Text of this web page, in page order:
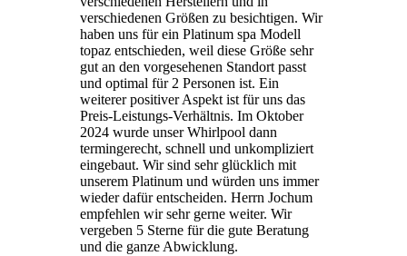
verschiedenen Größen zu besichtigen. Wir
haben uns für ein Platinum spa Modell
topaz entschieden, weil diese Größe sehr
gut an den vorgesehenen Standort passt
und optimal für 2 Personen ist. Ein
weiterer positiver Aspekt ist für uns das
Preis-Leistungs-Verhältnis. Im Oktober
2024 wurde unser Whirlpool dann
termingerecht, schnell und unkompliziert
eingebaut. Wir sind sehr glücklich mit
unserem Platinum und würden uns immer
wieder dafür entscheiden. Herrn Jochum
empfehlen wir sehr gerne weiter. Wir
vergeben 5 Sterne für die gute Beratung
und die ganze Abwicklung.